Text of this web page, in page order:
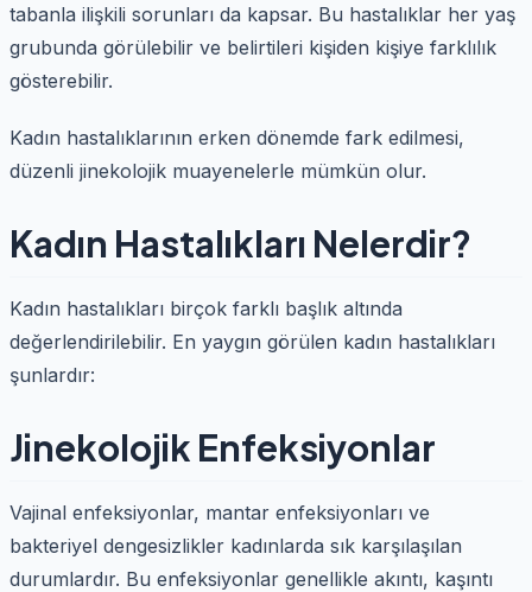
tabanla ilişkili sorunları da kapsar. Bu hastalıklar her yaş
grubunda görülebilir ve belirtileri kişiden kişiye farklılık
gösterebilir.
Kadın hastalıklarının erken dönemde fark edilmesi,
düzenli jinekolojik muayenelerle mümkün olur.
Kadın Hastalıkları Nelerdir?
Kadın hastalıkları birçok farklı başlık altında
değerlendirilebilir. En yaygın görülen kadın hastalıkları
şunlardır:
Jinekolojik Enfeksiyonlar
Vajinal enfeksiyonlar, mantar enfeksiyonları ve
bakteriyel dengesizlikler kadınlarda sık karşılaşılan
durumlardır. Bu enfeksiyonlar genellikle akıntı, kaşıntı